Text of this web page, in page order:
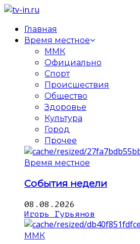
Главная
Время местное
ММК
Официально
Спорт
Происшествия
Общество
Здоровье
Культура
Город
Прочее
Время местное
События недели
08.08.2026
Игорь Гурьянов
ММК